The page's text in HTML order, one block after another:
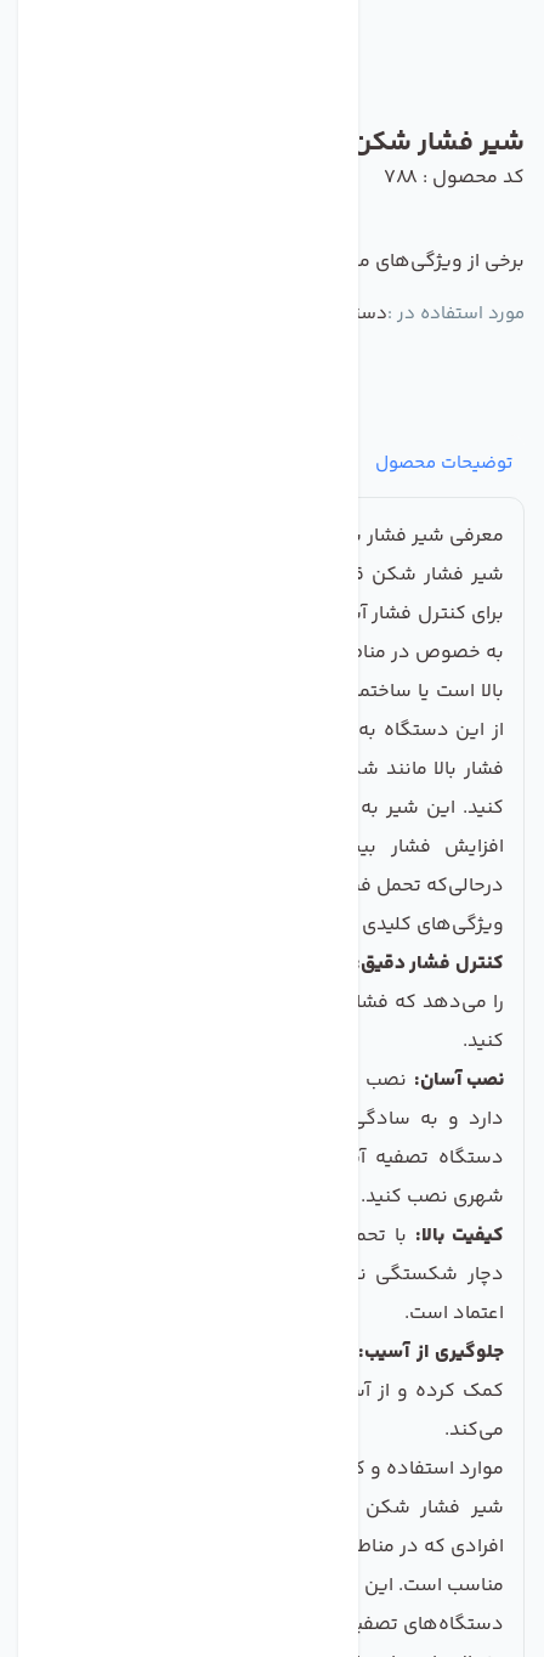
شیر فشار شکن قابل تنظیم تکومن
کد محصول : 788
برخی از ویژگی‌های مهم این محصول :
مورد استفاده در :دستگاه تصفیه کننده آب
توضیحات محصول
معرفی شیر فشار شکن قابل تنظیم تکومن
شیر فشار شکن قابل تنظیم تکومن یک راه حل ایده آل
برای کنترل فشار آب در محیط‌های مختلف به شمار می‌رود.
به خصوص در مناطقی که فشار آب لوله‌کشی شهری بسیار
بالا است یا ساختمان‌ها دارای پمپ فشار هستند، استفاده
از این دستگاه به شما کمک می‌کند تا از خطرات ناشی از
فشار بالا مانند شکستگی اتصالات و دستگاه‌ها جلوگیری
کنید. این شیر به طور مؤثر فشار آب را مهار می‌کند و از
درحالی‌که تحمل فشار این دستگاه تا 230 PSI است.
ویژگی‌های کلیدی
کنترل فشار دقیق:
را می‌دهد که فشار ورودی آب را بر حسب نیاز خود تنظیم
کنید.
نصب آسان:
دارد و به سادگی می‌توانید آن را بر روی لوله ورودی
دستگاه تصفیه آب یا دیگر دستگاه‌های متصل به آب
شهری نصب کنید.
کیفیت بالا:
دچار شکستگی نخواهد شد و کارکرد آن پایدار و قابل
اعتماد است.
جلوگیری از آسیب:
کمک کرده و از آسیب به دستگاه‌ها و اتصالات جلوگیری
می‌کند.
موارد استفاده و کاربردها
شیر فشار شکن قابل تنظیم تکومن به خصوص برای
افرادی که در مناطقی با فشار آب بالا زندگی می‌کنند، بسیار
مناسب است. این دستگاه به ویژه برای:
دستگاه‌های تصفیه آب خانگی